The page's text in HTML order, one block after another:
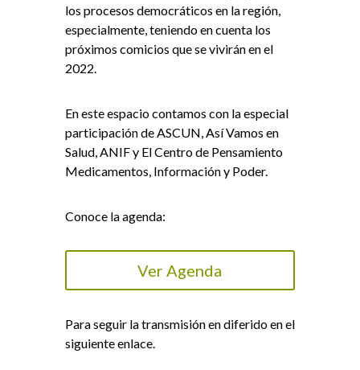
los procesos democráticos en la región,
especialmente, teniendo en cuenta los
próximos comicios que se vivirán en el
2022.
En este espacio contamos con la especial
participación de ASCUN, Así Vamos en
Salud, ANIF y El Centro de Pensamiento
Medicamentos, Información y Poder.
Conoce la agenda:
Ver Agenda
Para seguir la transmisión en diferido en el
siguiente enlace.